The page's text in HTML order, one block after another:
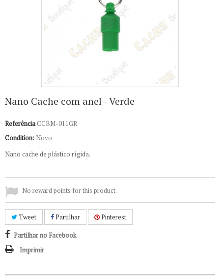
Nano Cache com anel - Verde
ReferênciaCCBM-011GR
Condition: Novo
Nano cache de plástico rígida.
No reward points for this product.
Tweet Partilhar Pinterest
Partilhar no Facebook
Imprimir